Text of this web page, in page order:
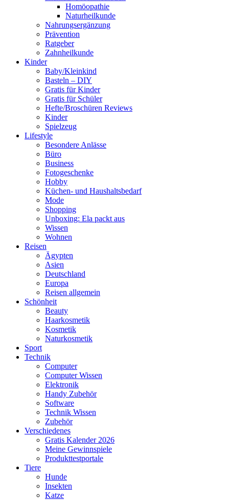
Homöopathie
Naturheilkunde
Nahrungsergänzung
Prävention
Ratgeber
Zahnheilkunde
Kinder
Baby/Kleinkind
Basteln – DIY
Gratis für Kinder
Gratis für Schüler
Hefte/Broschüren Reviews
Kinder
Spielzeug
Lifestyle
Besondere Anlässe
Büro
Business
Fotogeschenke
Hobby
Küchen- und Haushaltsbedarf
Mode
Shopping
Unboxing: Ela packt aus
Wissen
Wohnen
Reisen
Ägypten
Asien
Deutschland
Europa
Reisen allgemein
Schönheit
Beauty
Haarkosmetik
Kosmetik
Naturkosmetik
Sport
Technik
Computer
Computer Wissen
Elektronik
Handy Zubehör
Software
Technik Wissen
Zubehör
Verschiedenes
Gratis Kalender 2026
Meine Gewinnspiele
Produkttestportale
Tiere
Hunde
Insekten
Katze